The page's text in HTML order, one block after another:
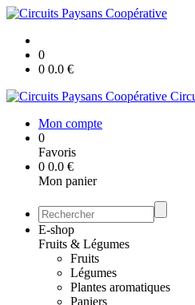
0
0 0.0 €
Mon compte
0
Favoris
0 0.0 €
Mon panier
E-shop
Fruits & Légumes
Fruits
Légumes
Plantes aromatiques
Paniers